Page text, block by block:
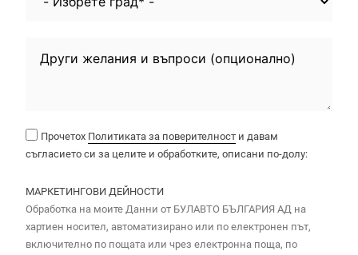
Прочетох Политиката за поверителност и давам
съгласието си за целите и обработките, описани по-долу:
МАРКЕТИНГОВИ ДЕЙНОСТИ
Обработка на моите Данни от БУЛАВТО БЪЛГАРИЯ АД на
хартиен носител, автоматизирано или по електронен път,
включително по пощата или чрез електронна поща, по